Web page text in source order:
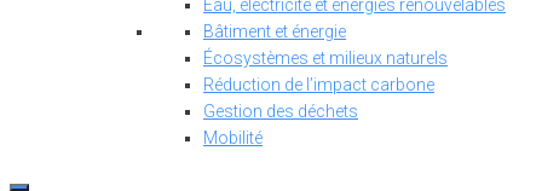
Eau, électricité et énergies renouvelables
Bâtiment et énergie
Écosystèmes et milieux naturels
Réduction de l’impact carbone
Gestion des déchets
Mobilité